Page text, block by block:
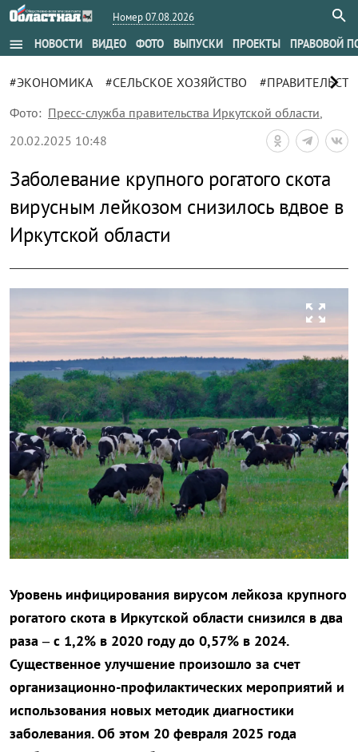
Номер 07.08.2026
menu НОВОСТИ ВИДЕО ФОТО ВЫПУСКИ ПРОЕКТЫ ПРАВОВОЙ
#ЭКОНОМИКА #СЕЛЬСКОЕ ХОЗЯЙСТВО chevron_right
Фото: Пресс-служба правительства Иркутской области,
20.02.2025 10:48
Заболевание крупного рогатого скота
вирусным лейкозом снизилось вдвое в
Иркутской области
zoom_out_map
Уровень инфицирования вирусом лейкоза крупного
рогатого скота в Иркутской области снизился в два
раза – с 1,2% в 2020 году до 0,57% в 2024.
Существенное улучшение произошло за счет
организационно-профилактических мероприятий и
использования новых методик диагностики
заболевания. Об этом 20 февраля 2025 года